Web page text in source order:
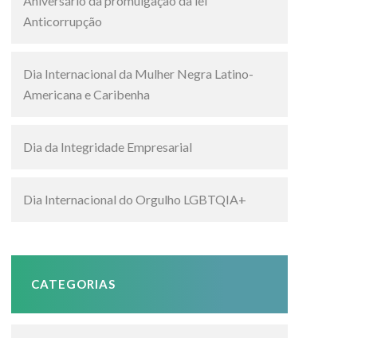
Anticorrupção
Dia Internacional da Mulher Negra Latino-
Americana e Caribenha
Dia da Integridade Empresarial
Dia Internacional do Orgulho LGBTQIA+
CATEGORIAS